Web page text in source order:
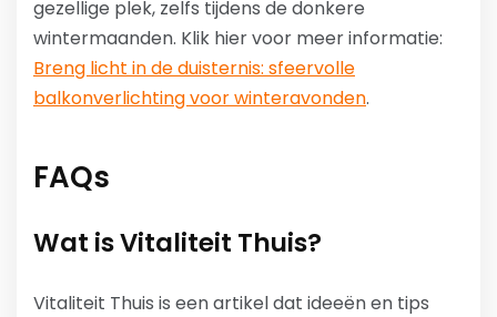
gezellige plek, zelfs tijdens de donkere
wintermaanden. Klik hier voor meer informatie:
Breng licht in de duisternis: sfeervolle
balkonverlichting voor winteravonden.
FAQs
Wat is Vitaliteit Thuis?
Vitaliteit Thuis is een artikel dat ideeën en tips